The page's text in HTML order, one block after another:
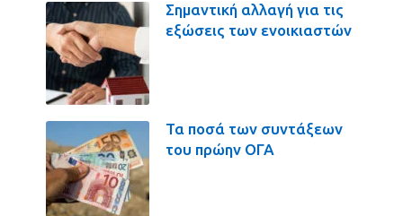
Σημαντική αλλαγή για τις
εξώσεις των ενοικιαστών
Τα ποσά των συντάξεων
του πρώην ΟΓΑ